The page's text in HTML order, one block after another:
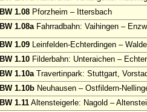
BW 1.08 Pforzheim – Ittersbach
BW 1.08aFahrradbahn: Vaihingen –
BW 1.09 Leinfelden-Echterdingen –
BW 1.10 Filderbahn: Unteraichen –
BW 1.10aTravertinpark: Stuttgart,
BW 1.10b Neuhausen – Ostfildern-
BW 1.11 Altensteigerle: Nagold –